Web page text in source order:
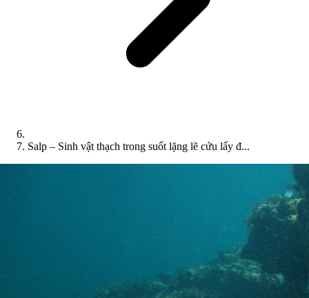
Salp – Sinh vật thạch trong suốt lặng lẽ cứu lấy đ...